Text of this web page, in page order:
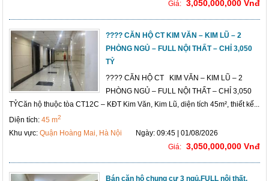
Giá: 3,050,000,000 Vnđ
???? CĂN HỘ CT KIM VĂN – KIM LŨ – 2
PHÒNG NGỦ – FULL NỘI THẤT – CHỈ 3,050
TỶ
???? CĂN HỘ CT KIM VĂN – KIM LŨ – 2
PHÒNG NGỦ – FULL NỘI THẤT – CHỈ 3,050
TỶCăn hộ thuộc tòa CT12C – KĐT Kim Văn, Kim Lũ, diện tích 45m², thiết kế...
Diện tích:45 m2
Khu vực:Quận Hoàng Mai, Hà Nội
Ngày: 09:45 | 01/08/2026
Giá: 3,050,000,000 Vnđ
Bán căn hộ chung cư 3 ngủ,FULL nội thất,